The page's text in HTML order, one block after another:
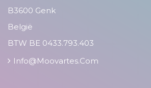
B3600 Genk
België
BTW BE 0433.793.403
Info@moovartes.com